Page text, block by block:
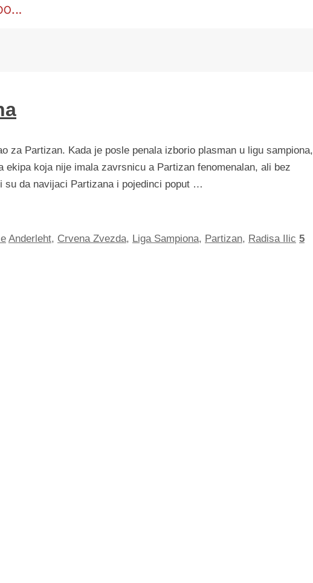
za Partizan. Kada je posle penala izborio plasman u ligu sampiona,
koja nije imala zavrsnicu a Partizan fenomenalan, ali bez
da navijaci Partizana i pojedinci poput …
Anderleht, Crvena Zvezda, Liga Sampiona, Partizan, Radisa Ilic 5